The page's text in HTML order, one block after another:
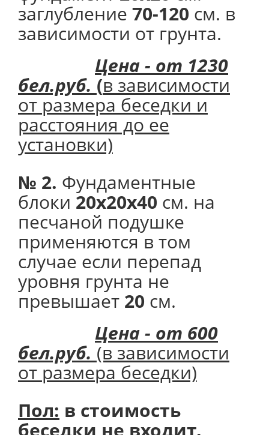
заглубление 70-120 см. в
зависимости от грунта.
Цена - от 1230
бел.руб. (в зависимости
от размера беседки и
расстояния до ее
установки)
№ 2. Фундаментные
блоки 20х20х40 см. на
песчаной подушке
применяются в том
случае если перепад
уровня грунта не
превышает 20 см.
Цена - от 600
бел.руб. (в зависимости
от размера беседки)
Пол: в стоимость
беседки не входит.